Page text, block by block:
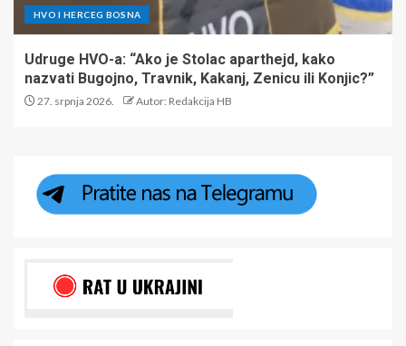
HVO I HERCEG BOSNA
Udruge HVO-a: “Ako je Stolac aparthejd, kako
nazvati Bugojno, Travnik, Kakanj, Zenicu ili Konjic?”
27. srpnja 2026. Autor: Redakcija HB